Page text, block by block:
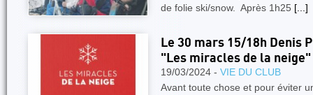
de folie ski/snow. Après 1h25 [...]
Le 30 mars 15/18h Denis
"Les miracles de la neige"
19/03/2024 - VIE DU CLUB
Avant toute chose et pour éviter